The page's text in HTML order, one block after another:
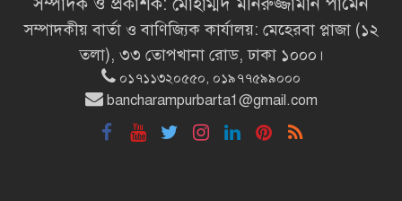
৪ বিয়ের পর অন্য নারীর ঘরে জামায়াত
সমর্থক!
প্রধানমন্ত্রীর সঙ্গে সাক্ষাৎ সৌদি আরবের
সম্পাদকীয় বার্তা ও বাণিজ্যিক কার্যালয়: মেহেরবা প্লাজা (১২
তলা), ৩৩ তোপখানা রোড, ঢাকা ১০০০।
০১৭১১৩২০৫৫০, ০১৯৭৭৫৯৯০০০
bancharampurbarta1@gmail.com